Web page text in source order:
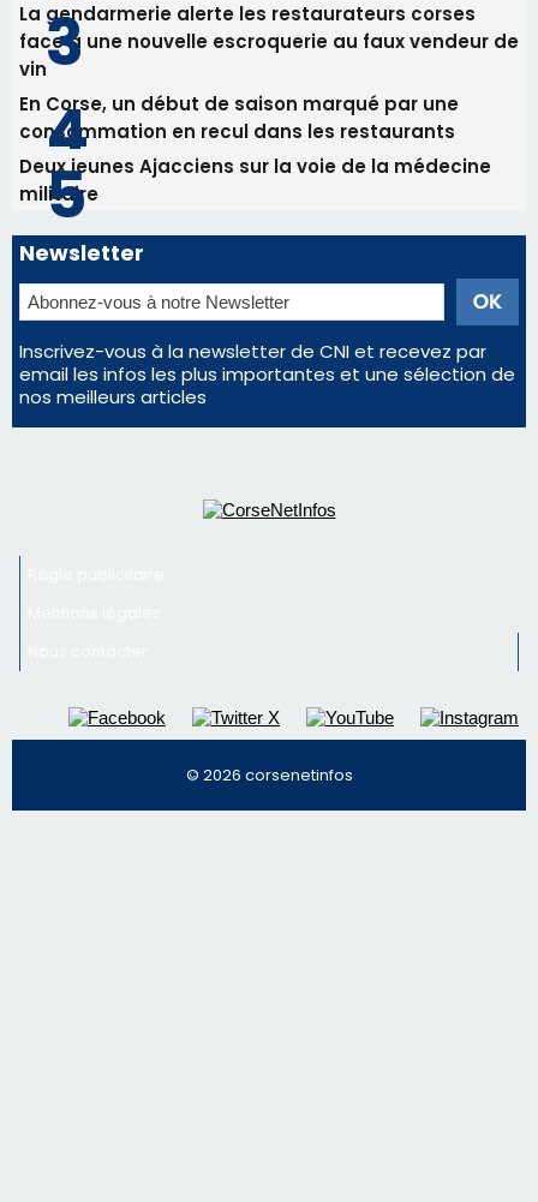
La gendarmerie alerte les restaurateurs corses
face à une nouvelle escroquerie au faux vendeur de
vin
En Corse, un début de saison marqué par une
consommation en recul dans les restaurants
Deux jeunes Ajacciens sur la voie de la médecine
militaire
Newsletter
Inscrivez-vous à la newsletter de CNI et recevez par
email les infos les plus importantes et une sélection de
nos meilleurs articles
© 2026 corsenetinfos